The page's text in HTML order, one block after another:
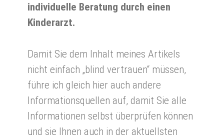
individuelle Beratung durch einen
Kinderarzt.
Damit Sie dem Inhalt meines Artikels
nicht einfach „blind vertrauen“ müssen,
führe ich gleich hier auch andere
Informationsquellen auf, damit Sie alle
Informationen selbst überprüfen können
und sie Ihnen auch in der aktuellsten